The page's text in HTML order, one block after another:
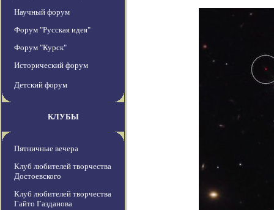
Научный форум
Форум "Русская идея"
Форум "Курск"
Исторический форум
Детский форум
КЛУБЫ
Пятничные вечера
Клуб любителей творчества
Достоевского
Клуб любителей творчества
Гайто Газданова